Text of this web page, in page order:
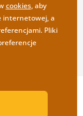
stworzony przez
cookies, aby
internetowej, a
Pliki